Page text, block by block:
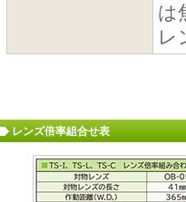
は
レ
レンズ倍率組合せ表